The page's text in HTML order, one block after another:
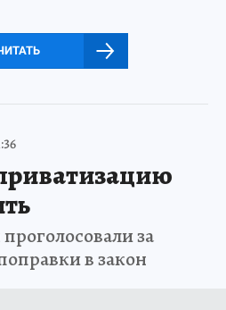
за
в закон